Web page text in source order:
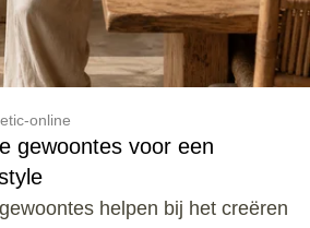
online
gewoontes voor een
helpen bij het creëren